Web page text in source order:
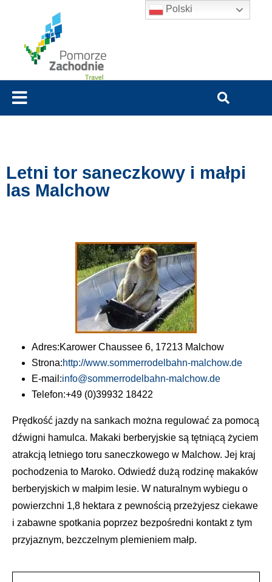
Letni tor saneczkowy i małpi
las Malchow
Adres:Karower Chaussee 6, 17213 Malchow
Strona:http://www.sommerrodelbahn-malchow.de
E-mail:info@sommerrodelbahn-malchow.de
Telefon:+49 (0)39932 18422
Prędkość jazdy na sankach można regulować za pomocą
dźwigni hamulca. Makaki berberyjskie są tętniącą życiem
atrakcją letniego toru saneczkowego w Malchow. Jej kraj
pochodzenia to Maroko. Odwiedź dużą rodzinę makaków
berberyjskich w małpim lesie. W naturalnym wybiegu o
powierzchni 1,8 hektara z pewnością przeżyjesz ciekawe
i zabawne spotkania poprzez bezpośredni kontakt z tym
przyjaznym, bezczelnym plemieniem małp.
Polski